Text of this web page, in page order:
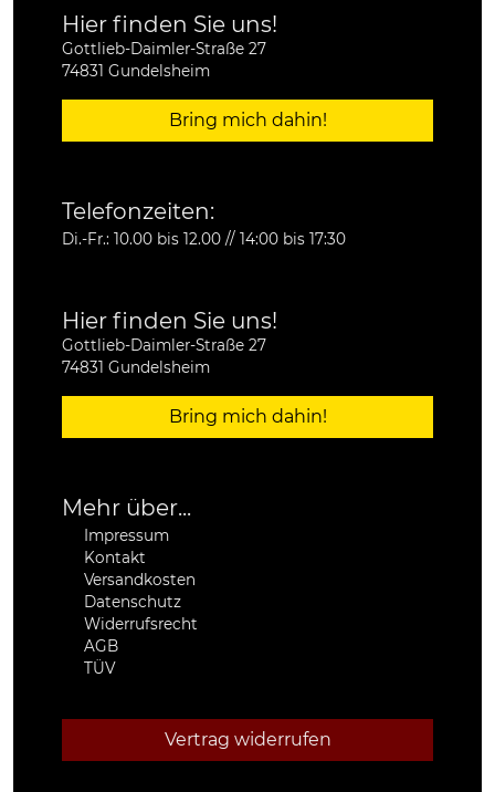
Hier finden Sie uns!
Gottlieb-Daimler-Straße 27
74831 Gundelsheim
Bring mich dahin!
Telefonzeiten:
Di.-Fr.: 10.00 bis 12.00 // 14:00 bis 17:30
Hier finden Sie uns!
Gottlieb-Daimler-Straße 27
74831 Gundelsheim
Bring mich dahin!
Mehr über...
Impressum
Kontakt
Versandkosten
Datenschutz
Widerrufsrecht
AGB
TÜV
Vertrag widerrufen